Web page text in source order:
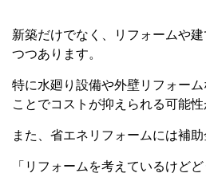
新築だけでなく、リフォームや
つつあります。
特に水廻り設備や外壁リフォー
ことでコストが抑えられる可能性
また、省エネリフォームには補助
「リフォームを考えているけど